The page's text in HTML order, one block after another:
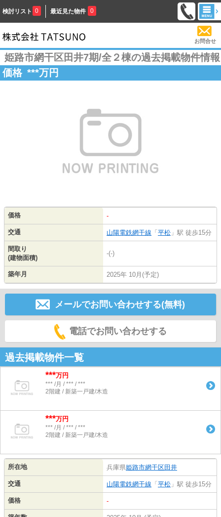
検討リスト 0 最近見た物件 0
お問合せ
姫路市網干区田井7期/全２棟の過去掲載物件情報
価格 ***万円
価格 -
交通 山陽電鉄網干線 「 平松 」駅 徒歩15分
間取り
(建物面積)
-(-)
築年月 2025年 10月(予定)
メールでお問い合わせする(無料)
電話でお問い合わせする
過去掲載物件一覧
***万円
*** /月 / *** / ***
2階建 / 新築一戸建/木造
***万円
*** /月 / *** / ***
2階建 / 新築一戸建/木造
所在地 兵庫県姫路市網干区田井
交通 山陽電鉄網干線 「 平松 」駅 徒歩15分
価格 -